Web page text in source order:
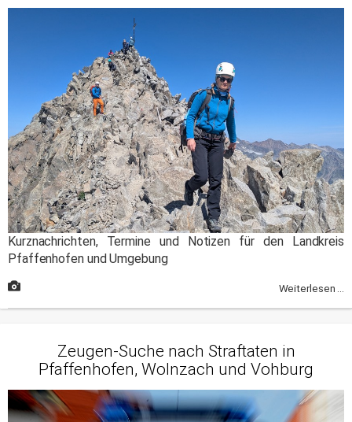
Kurznachrichten, Termine und Notizen für den Landkreis
Pfaffenhofen und Umgebung
Weiterlesen ...
Zeugen-Suche nach Straftaten in
Pfaffenhofen, Wolnzach und Vohburg